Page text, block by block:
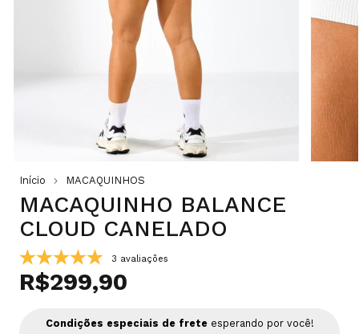
Início MACAQUINHOS
MACAQUINHO BALANCE
CLOUD CANELADO
3 avaliações
R$299,90
Condições especiais de freteesperando por você!